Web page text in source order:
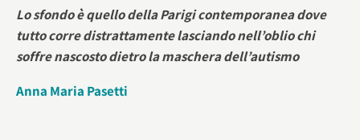
Lo sfondo è quello della Parigi contemporanea dove
tutto corre distrattamente lasciando nell’oblio chi
soffre nascosto dietro la maschera dell’autismo
Anna Maria Pasetti